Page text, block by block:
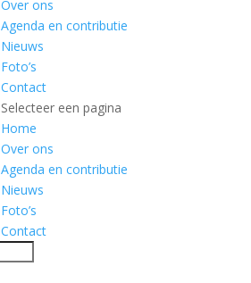
Over ons
Agenda en contributie
Nieuws
Foto’s
Contact
Selecteer een pagina
Home
Over ons
Agenda en contributie
Nieuws
Foto’s
Contact